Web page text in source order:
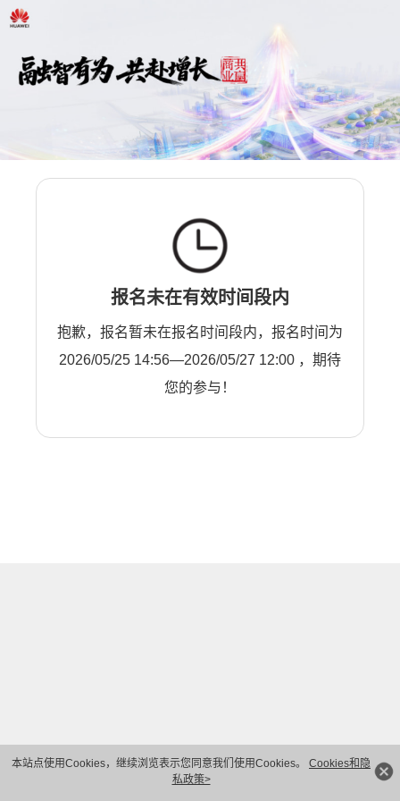
本站点使用Cookies，继续浏览表示您同意我们使用Cookies。 Cookies和隐
私政策>
报名未在有效时间段内
抱歉，报名暂未在报名时间段内，报名时间为
2026/05/25 14:56—2026/05/27 12:00 ，期待
您的参与！